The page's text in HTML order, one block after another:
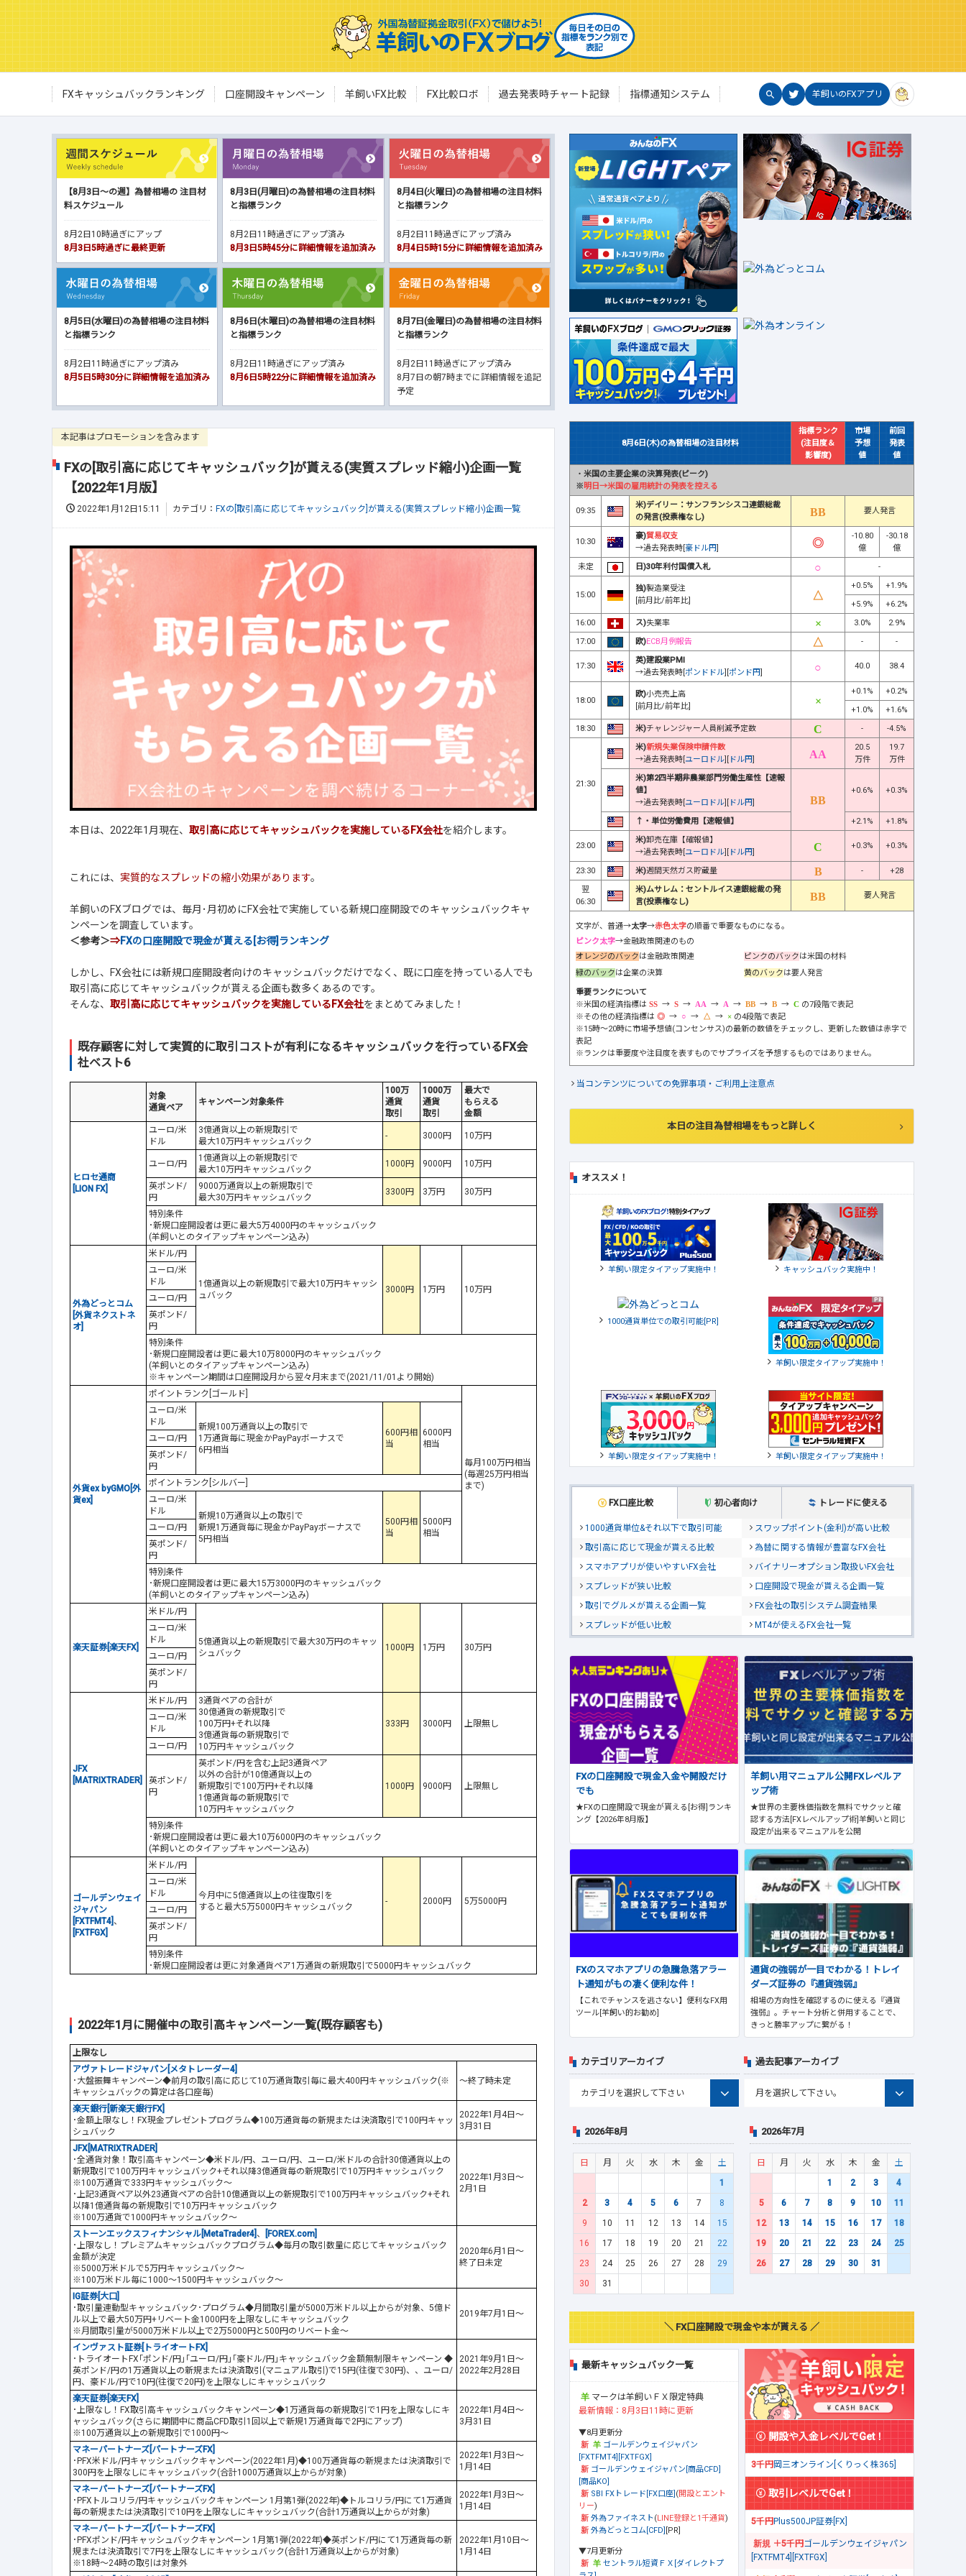
FXキャッシュバックランキング 口座開設キャンペーン 羊飼いFX比較 FX比較ロボ 過去発表時チャート記録 指標通知システム 羊飼いのFXアプリ
【8月3日～の週】為替相場の 注目材
料スケジュール
8月2日10時過ぎにアップ
8月3日5時過ぎに最終更新
8月3日(月曜日)の為替相場の注目材料
と指標ランク
8月2日11時過ぎにアップ済み
8月3日5時45分に詳細情報を追加済み
8月4日(火曜日)の為替相場の注目材料
と指標ランク
8月2日11時過ぎにアップ済み
8月4日5時15分に詳細情報を追加済み
8月5日(水曜日)の為替相場の注目材料
と指標ランク
8月2日11時過ぎにアップ済み
8月5日5時30分に詳細情報を追加済み
8月6日(木曜日)の為替相場の注目材料
と指標ランク
8月2日11時過ぎにアップ済み
8月6日5時22分に詳細情報を追加済み
8月7日(金曜日)の為替相場の注目材料
と指標ランク
8月2日11時過ぎにアップ済み
8月7日の朝7時までに詳細情報を追記
予定
本記事はプロモーションを含みます
FXの[取引高に応じてキャッシュバック]が貰える(実質スプレッド縮小)企画一覧
【2022年1月版】
2022年1月12日15:11 カテゴリ： FXの[取引高に応じてキャッシュバック]が貰える(実質スプレッド縮小)企画一覧
本日は、2022年1月現在、 取引高に応じてキャッシュバックを実施しているFX会社を紹介します。
これには、 実質的なスプレッドの縮小効果があります。
羊飼いのFXブログでは、毎月･月初めにFX会社で実施している新規口座開設でのキャッシュバックキャ
ンペーンを調査しています。
＜参考＞⇒FXの口座開設で現金が貰える[お得]ランキング
しかし、FX会社には新規口座開設者向けのキャッシュバックだけでなく、既に口座を持っている人でも
取引高に応じてキャッシュバックが貰える企画も数多くあるのです。
そんな、 取引高に応じてキャッシュバックを実施しているFX会社をまとめてみました！
既存顧客に対して実質的に取引コストが有利になるキャッシュバックを行っているFX会
社ベスト6
対象
通貨ペア
キャンペーン対象条件
100万
通貨
取引
1000万
通貨
取引
最大で
もらえる
金額
ヒロセ通商
[LION FX]
ユーロ/米
ドル
3億通貨以上の新規取引で
最大10万円キャッシュバック
- 3000円 10万円
ユーロ/円
1億通貨以上の新規取引で
最大10万円キャッシュバック
1000円 9000円 10万円
英ポンド/
円
9000万通貨以上の新規取引で
最大30万円キャッシュバック
3300円 3万円 30万円
特別条件
･新規口座開設者は更に最大5万4000円のキャッシュバック
(羊飼いとのタイアップキャンペーン込み)
外為どっとコム
[外貨ネクストネ
オ]
米ドル/円
1億通貨以上の新規取引で最大10万円キャッシ
ュバック
3000円 1万円 10万円
ユーロ/米
ドル
ユーロ/円
英ポンド/
円
特別条件
･新規口座開設者は更に最大10万8000円のキャッシュバック
(羊飼いとのタイアップキャンペーン込み)
※キャンペーン期間は口座開設月から翌々月末まで(2021/11/01より開始)
外貨ex byGMO[外
貨ex]
ポイントランク[ゴールド]
毎月100万円相当
(毎週25万円相当
まで)
ユーロ/米
ドル
新規100万通貨以上の取引で
1万通貨毎に現金かPayPayボーナスで
6円相当
600円相
当
6000円
相当
ユーロ/円
英ポンド/
円
ポイントランク[シルバー]
ユーロ/米
ドル
新規10万通貨以上の取引で
新規1万通貨毎に現金かPayPayボーナスで
5円相当
500円相
当
5000円
相当
ユーロ/円
英ポンド/
円
特別条件
･新規口座開設者は更に最大15万3000円のキャッシュバック
(羊飼いとのタイアップキャンペーン込み)
楽天証券[楽天FX]
米ドル/円
5億通貨以上の新規取引で最大30万円のキャッ
シュバック
1000円 1万円 30万円
ユーロ/米
ドル
ユーロ/円
英ポンド/
円
JFX
[MATRIXTRADER]
米ドル/円
3通貨ペアの合計が
30億通貨の新規取引で
100万円+それ以降
3億通貨毎の新規取引で
10万円キャッシュバック
333円 3000円 上限無し
ユーロ/米
ドル
ユーロ/円
英ポンド/
円
英ポンド/円を含む上記3通貨ペア
以外の合計が10億通貨以上の
新規取引で100万円+それ以降
1億通貨毎の新規取引で
10万円キャッシュバック
1000円 9000円 上限無し
特別条件
･新規口座開設者は更に最大10万6000円のキャッシュバック
(羊飼いとのタイアップキャンペーン込み)
ゴールデンウェイ
ジャパン
[FXTFMT4] 、
[FXTFGX]
米ドル/円
今月中に5億通貨以上の往復取引を
すると最大5万5000円キャッシュバック
- 2000円 5万5000円
ユーロ/米
ドル
ユーロ/円
英ポンド/
円
特別条件
･新規口座開設者は更に対象通貨ペア1万通貨の新規取引で5000円キャッシュバック
2022年1月に開催中の取引高キャンペーン一覧(既存顧客も)
上限なし
アヴァトレードジャパン[メタトレーダー4]
･大盤振舞キャンペーン◆前月の取引高に応じて10万通貨取引毎に最大400円キャッシュバック(※
キャッシュバックの算定は各口座毎)
～終了時未定
楽天銀行[新楽天銀行FX]
･金額上限なし！FX現金プレゼントプログラム◆100万通貨毎の新規または決済取引で100円キャッ
シュバック
2022年1月4日～
3月31日
JFX[MATRIXTRADER]
･全通貨対象！取引高キャンペーン◆米ドル/円、ユーロ/円、ユーロ/米ドルの合計30億通貨以上の
新規取引で100万円キャッシュバック+それ以降3億通貨毎の新規取引で10万円キャッシュバック
※100万通貨で333円キャッシュバック～
･上記3通貨ペア以外23通貨ペアの合計10億通貨以上の新規取引で100万円キャッシュバック+それ
以降1億通貨毎の新規取引で10万円キャッシュバック
※100万通貨で1000円キャッシュバック～
2022年1月3日～
2月1日
ストーンエックスフィナンシャル[MetaTrader4] 、
[FOREX.com]
･上限なし！プレミアムキャッシュバックプログラム◆毎月の取引数量に応じてキャッシュバック
金額が決定
※5000万米ドルで5万円キャッシュバック～
※100万米ドル毎に1000～1500円キャッシュバック～
2020年6月1日～
終了日未定
IG証券[大口]
･取引量連動型キャッシュバック･プログラム◆月間取引量が5000万米ドル以上からが対象、5億ド
ル以上で最大50万円+リベート金1000円を上限なしにキャッシュバック
※月間取引量が5000万米ドル以上で2万5000円と500円のリベート金～
2019年7月1日～
インヴァスト証券[トライオートFX]
･トライオートFX｢ポンド/円｣｢ユーロ/円｣｢豪ドル/円｣キャッシュバック金額無制限キャンペーン ◆
英ポンド/円の1万通貨以上の新規または決済取引(マニュアル取引)で15円(往復で30円)、、ユーロ/
円、豪ドル/円で10円(往復で20円)を上限なしにキャッシュバック
2021年9月1日～
2022年2月28日
楽天証券[楽天FX]
･上限なし！FX取引高キャッシュバックキャンペーン◆1万通貨毎の新規取引で1円を上限なしにキ
ャッシュバック(さらに期間中に商品CFD取引1回以上で新規1万通貨毎で2円にアップ)
※100万通貨以上の新規取引で1000円～
2022年1月4日～
3月31日
マネーパートナーズ[パートナーズFX]
･PFX米ドル/円キャッシュバックキャンペーン(2022年1月)◆100万通貨毎の新規または決済取引で
300円を上限なしにキャッシュバック(合計1000万通貨以上からが対象)
2022年1月3日～
1月14日
マネーパートナーズ[パートナーズFX]
･PFXトルコリラ/円キャッシュバックキャンペーン 1月第1弾(2022年)◆トルコリラ/円にて1万通貨
毎の新規または決済取引で10円を上限なしにキャッシュバック(合計1万通貨以上からが対象)
2022年1月3日～
1月14日
マネーパートナーズ[パートナーズFX]
･PFXポンド/円キャッシュバックキャンペーン 1月第1弾(2022年)◆英ポンド/円にて1万通貨毎の新
規または決済取引で7円を上限なしにキャッシュバック(合計1万通貨以上からが対象)
※18時～24時の取引は対象外
2022年1月10日～
1月14日
8月6日(木)の為替相場の注目材料
指標ランク
(注目度＆
影響度)
市場
予想
値
前回
発表
値
・ 米国の主要企業の決算発表(ピーク)
※明日→米国の雇用統計の発表を控える
09:35
米)デイリー：サンフランシスコ連銀総裁
の発言(投票権なし)
要人発言
10:30
豪)貿易収支
→過去発表時[豪ドル円]
-10.80
億
-30.18
億
未定
日)30年利付国債入札 -
15:00
独)製造業受注
[前月比/前年比]
+0.5%
+1.9%
+5.9%
+6.2%
16:00
ス)失業率 3.0%
2.9%
17:00
欧)ECB月例報告 - -
17:30
英)建設業PMI
→過去発表時[ポンドドル][ポンド円]
40.0 38.4
18:00
欧)小売売上高
[前月比/前年比]
+0.1%
+0.2%
+1.0%
+1.6%
18:30
米)チャレンジャー人員削減予定数 - -4.5%
21:30
米)新規失業保険申請件数
→過去発表時[ユーロドル][ ドル円]
20.5
万件
19.7
万件
米)第2四半期非農業部門労働生産性【速報
値】
→過去発表時[ユーロドル][ ドル円]
+0.6% +0.3%
↑・単位労働費用【速報値】 +2.1% +1.8%
23:00
米)卸売在庫【確報値】
→過去発表時[ユーロドル][ ドル円]
+0.3% +0.3%
23:30 米)週間天然ガス貯蔵量 -
+28
翌
06:30
米)ムサレム：セントルイス連銀総裁の発
言(投票権なし)
要人発言
文字が、普通→太字→赤色太字の順番で重要なものになる。
ピンク太字→金融政策関連のもの
オレンジのバックは金融政策関連 ピンクのバックは米国の材料
緑のバックは企業の決算 黄のバックは要人発言
重要ランクについて
※米国の経済指標は
→ → → → → →
の7段階で表記
※その他の経済指標は
→ → →
の4段階で表記
※15時～20時に市場予想値(コンセンサス)の最新の数値をチェックし、更新した数値は赤字で
表記
※ランクは重要度や注目度を表すものでサプライズを予想するものではありません。
当コンテンツについての免罪事項・ご利用上注意点
本日の注目為替相場をもっと詳しく
オススメ！
羊飼い限定タイアップ実施中！ キャッシュバック実施中！
1000通貨単位での取引可能[PR]
羊飼い限定タイアップ実施中！
羊飼い限定タイアップ実施中！ 羊飼い限定タイアップ実施中！
FX口座比較 初心者向け トレードに使える
1000通貨単位&それ以下で取引可能
スワップポイント(金利)が高い比較
取引高に応じて現金が貰える比較
為替に関する情報が豊富なFX会社
スマホアプリが使いやすいFX会社
バイナリーオプション取扱いFX会社
スプレッドが狭い比較
口座開設で現金が貰える企画一覧
取引でグルメが貰える企画一覧
FX会社の取引システム調査結果
スプレッドが低い比較
MT4が使えるFX会社一覧
FXの口座開設で現金入金や開設だけ
でも
★FXの口座開設で現金が貰える[お得]ランキ
ング【2026年8月版】
羊飼い用マニュアル公開FXレベルア
ップ術
★世界の主要株価指数を無料でサクッと確
認する方法[FXレベルアップ術]羊飼いと同じ
設定が出来るマニュアルを公開
FXのスマホアプリの急騰急落アラー
ト通知がもの凄く便利な件！
【これでチャンスを逃さない】便利なFX用
ツール[羊飼い的お勧め]
通貨の強弱が一目でわかる！トレイ
ダーズ証券の『通貨強弱』
相場の方向性を確認するのに使える『通貨
強弱』。チャート分析と併用することで、
きっと勝率アップに繋がる！
カテゴリアーカイブ 過去記事アーカイブ
2026年8月
日 月 火 水 木 金
土
1
2
3 4 5 6 7
8
9
10 11 12 13 14
15
16
17 18 19 20 21
22
23
24 25 26 27 28
29
30
31
2026年7月
日 月 火 水 木 金
土
1
2 3
4
5
6 7 8 9 10
11
12
13 14 15 16 17
18
19
20 21 22 23 24
25
26
27 28 29 30 31
＼ FX口座開設で現金や本が貰える ／
最新キャッシュバック一覧
マークは羊飼いＦＸ限定特典
最新情報：8月3日11時に更新
▼8月更新分
ゴールデンウェイジャパン
[FXTFMT4][FXTFGX]
ゴールデンウェイジャパン[商品CFD]
[商品KO]
SBI FXトレード[FX口座] (開設とエント
リー)
外為ファイネスト(LINE登録と1千通貨)
外為どっとコム[CFD] [PR]
▼7月更新分
セントラル短資ＦＸ[ダイレクトプ
開設や入金レベルでGet！
3千円岡三オンライン[くりっく株365]
取引レベルでGet！
5千円Plus500JP証券[FX]
＋5千円ゴールデンウェイジャパン
[FXTFMT4][FXTFGX]